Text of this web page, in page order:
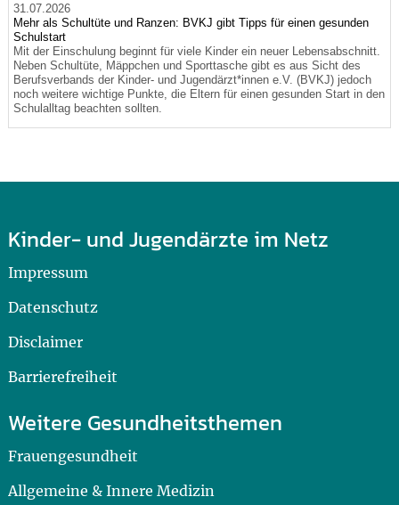
31.07.2026
Mehr als Schultüte und Ranzen: BVKJ gibt Tipps für einen gesunden
Schulstart
Mit der Einschulung beginnt für viele Kinder ein neuer Lebensabschnitt.
Neben Schultüte, Mäppchen und Sporttasche gibt es aus Sicht des
Berufsverbands der Kinder- und Jugendärzt*innen e.V. (BVKJ) jedoch
noch weitere wichtige Punkte, die Eltern für einen gesunden Start in den
Schulalltag beachten sollten.
Kinder- und Jugendärzte im Netz
Impressum
Datenschutz
Disclaimer
Barrierefreiheit
Weitere Gesundheitsthemen
Frauengesundheit
Allgemeine & Innere Medizin